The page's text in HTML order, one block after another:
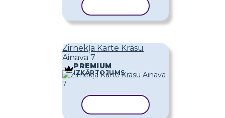
Zirnekļa Karte Krāsu
Ainava 7
PREMIUM
IZKĀRTOJUMS